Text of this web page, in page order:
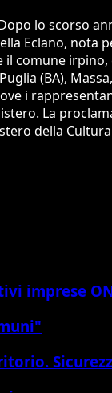
lo scorso
Eclano, nota
irpino,
(BA),
i
La
della
imprese